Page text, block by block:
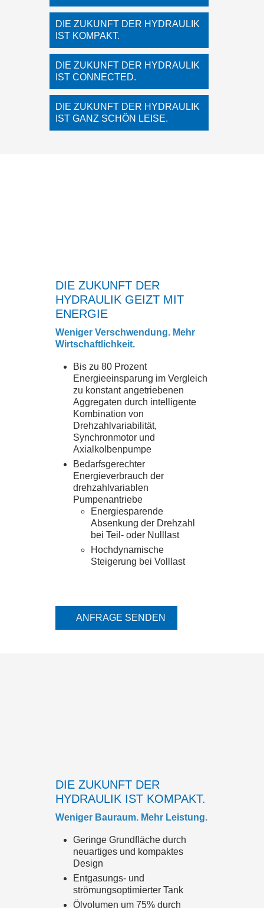
IMPRESSUM
DATENSCHUTZ
AGB
DIE ZUKUNFT DER HYDRAULIK
IST KOMPAKT.
DIE ZUKUNFT DER HYDRAULIK
IST CONNECTED.
DIE ZUKUNFT DER HYDRAULIK
IST GANZ SCHÖN LEISE.
DIE ZUKUNFT DER
HYDRAULIK GEIZT MIT
ENERGIE
Weniger Verschwendung. Mehr
Wirtschaftlichkeit.
Bis zu 80 Prozent
Energieeinsparung im Vergleich
zu konstant angetriebenen
Aggregaten durch intelligente
Kombination von
Drehzahlvariabilität,
Synchronmotor und
Axialkolbenpumpe
Bedarfsgerechter
Energieverbrauch der
drehzahlvariablen
Pumpenantriebe
Energiesparende
Absenkung der Drehzahl
bei Teil- oder Nulllast
Hochdynamische
Steigerung bei Volllast
ANFRAGE SENDEN
DIE ZUKUNFT DER
HYDRAULIK IST KOMPAKT.
Weniger Bauraum. Mehr Leistung.
Geringe Grundfläche durch
neuartiges und kompaktes
Design
Entgasungs- und
strömungsoptimierter Tank
Ölvolumen um 75% durch